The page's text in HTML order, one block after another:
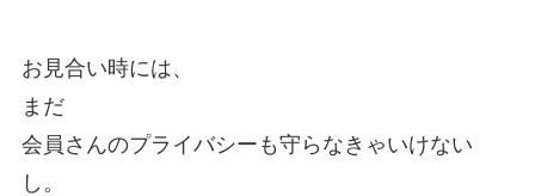
お見合い時には、
まだ
会員さんのプライバシーも守らなきゃいけない
し。